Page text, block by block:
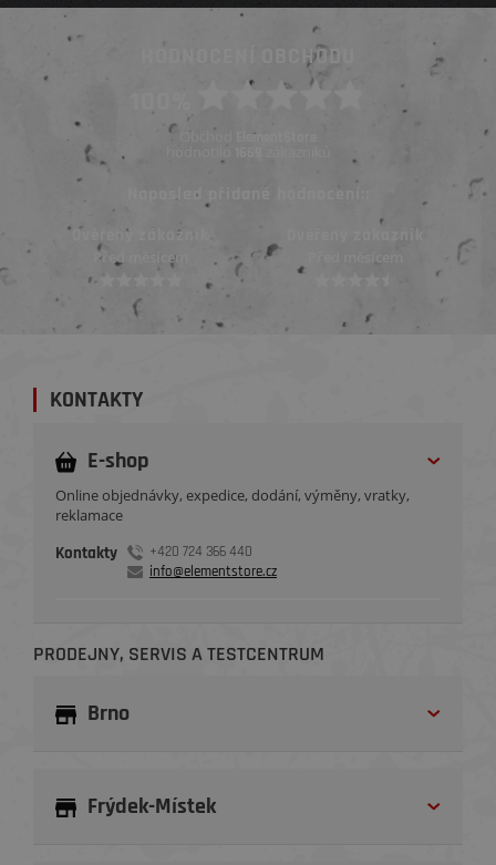
HODNOCENÍ OBCHODU
Obchod ElementStore
hodnotilo
Naposled přidané hodnocení::
Ověřený zákazník
Před měsícem
KONTAKTY
E-shop
Online objednávky, expedice, dodání, výměny, vratky,
reklamace
Kontakty
+420 724 366 440
info@elementstore.cz
PRODEJNY, SERVIS A TESTCENTRUM
Brno
Frýdek-Místek